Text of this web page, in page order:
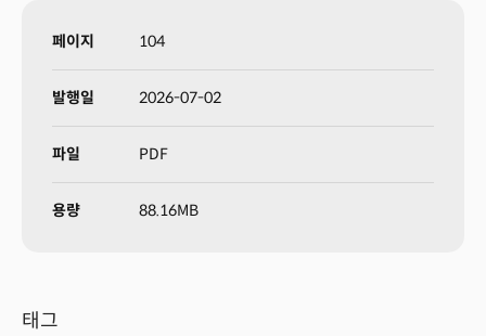
페이지 104
발행일 2026-07-02
파일 PDF
용량 88.16MB
태그